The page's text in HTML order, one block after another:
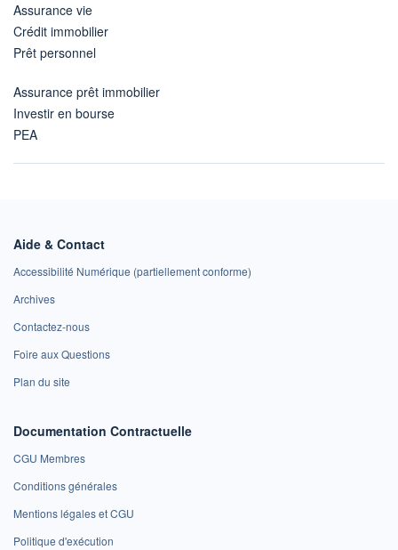
Assurance vie
Crédit immobilier
Prêt personnel
Assurance prêt immobilier
Investir en bourse
PEA
Aide & Contact
Accessibilité Numérique (partiellement conforme)
Archives
Contactez-nous
Foire aux Questions
Plan du site
Documentation Contractuelle
CGU Membres
Conditions générales
Mentions légales et CGU
Politique d'exécution